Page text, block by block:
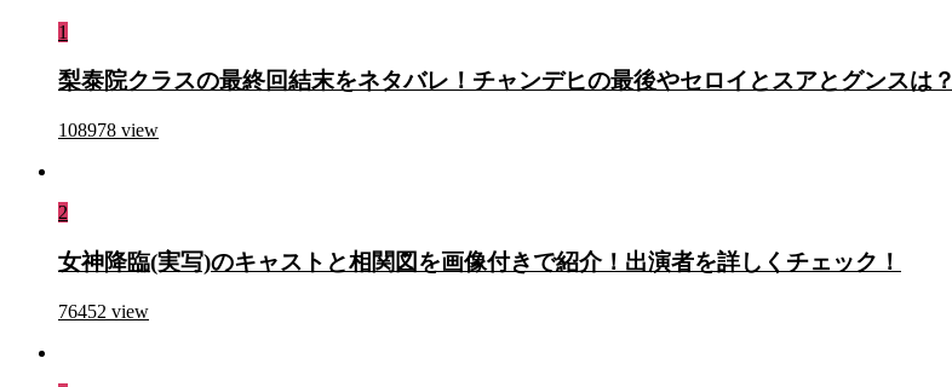
1
梨泰院クラスの最終回結末をネタバレ！チャンデヒの最後やセロイとスアとグンスは？
108978 view
2
女神降臨(実写)のキャストと相関図を画像付きで紹介！出演者を詳しくチェック！
76452 view